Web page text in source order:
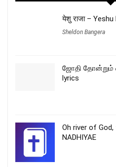
येशु राजा –
Sheldon Bangera
ஜோதி தோன்றும்
lyrics
Oh river of
NADHIYAE